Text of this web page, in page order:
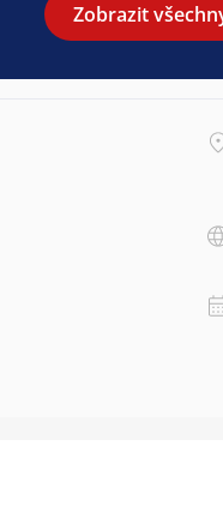
Zobrazit